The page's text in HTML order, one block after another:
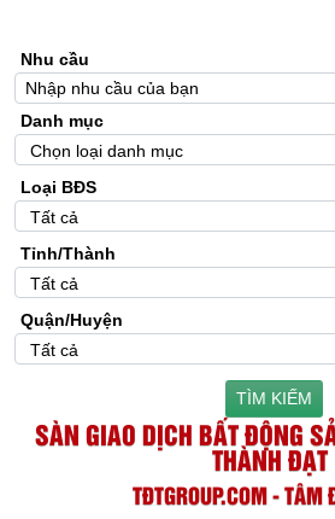
Nhu cầu
Danh mục
Loại BĐS
Tỉnh/Thành
Quận/Huyện
TÌM KIẾM
SÀN GIAO DỊCH BẤT ĐỘNG
THÀNH ĐẠT
TĐTGROUP.COM - TÂM